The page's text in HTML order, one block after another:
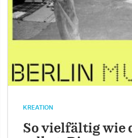
KREATION
So vielfältig wie